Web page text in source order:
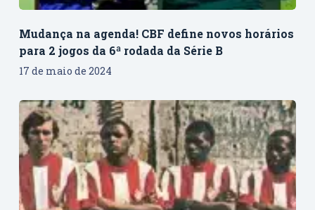
Mudança na agenda! CBF define novos horários
para 2 jogos da 6ª rodada da Série B
17 de maio de 2024